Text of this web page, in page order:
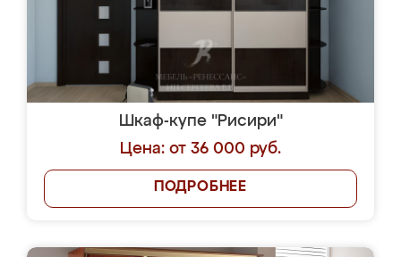
Шкаф-купе "Рисири"
Цена: от 36 000 руб.
ПОДРОБНЕЕ